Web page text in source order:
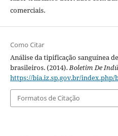
comerciais.
Como Citar
Análise da tipificação sanguínea
brasileiros. (2014).Boletim De
https://bia.iz.sp.gov.br/
Formatos de Citação